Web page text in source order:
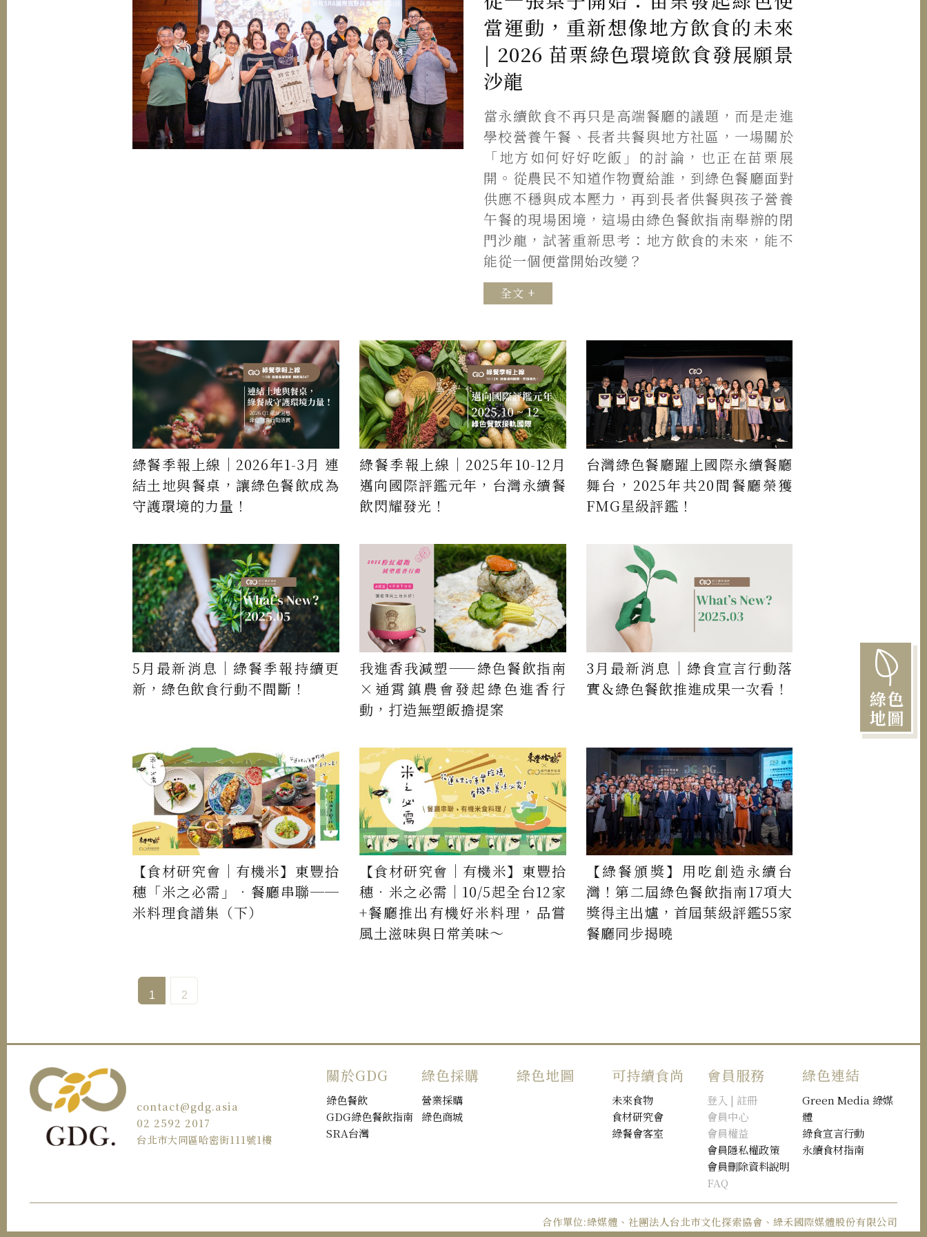
綠色
地圖
當運動，重新想像地方飲食的未來
| 2026 苗栗綠色環境飲食發展願景
沙龍
當永續飲食不再只是高端餐廳的議題，而是走進
學校營養午餐、長者共餐與地方社區，一場關於
「地方如何好好吃飯」的討論，也正在苗栗展
開。從農民不知道作物賣給誰，到綠色餐廳面對
供應不穩與成本壓力，再到長者供餐與孩子營養
午餐的現場困境，這場由綠色餐飲指南舉辦的閉
門沙龍，試著重新思考：地方飲食的未來，能不
能從一個便當開始改變？
全文 +
綠餐季報上線｜2026年1-3月 連
結土地與餐桌，讓綠色餐飲成為
守護環境的力量！
綠餐季報上線｜2025年10-12月
邁向國際評鑑元年，台灣永續餐
飲閃耀發光！
台灣綠色餐廳躍上國際永續餐廳
舞台，2025年共20間餐廳榮獲
FMG星級評鑑！
5月最新消息｜綠餐季報持續更
新，綠色飲食行動不間斷！
我進香我減塑——綠色餐飲指南
×通霄鎮農會發起綠色進香行
動，打造無塑飯擔提案
3月最新消息｜綠食宣言行動落
實＆綠色餐飲推進成果一次看！
【食材研究會│有機米】東豐拾
穗「米之必需」．餐廳串聯──
米料理食譜集（下）
【食材研究會｜有機米】東豐拾
穗．米之必需│10/5起全台12家
+餐廳推出有機好米料理，品嘗
風土滋味與日常美味～
【綠餐頒獎】用吃創造永續台
灣！第二屆綠色餐飲指南17項大
獎得主出爐，首屆葉級評鑑55家
餐廳同步揭曉
1 2
contact@gdg.asia
02 2592 2017
台北市大同區哈密街111號1樓
關於GDG
綠色餐飲
GDG綠色餐飲指南
SRA台灣
綠色採購
營業採購
綠色商城
綠色地圖 可持續食尚
未來食物
食材研究會
綠餐會客室
會員服務
登入 | 註冊
會員中心
會員權益
會員隱私權政策
會員刪除資料說明
FAQ
綠色連結
Green Media 綠媒
體
綠食宣言行動
永續食材指南
合作單位:綠媒體、社團法人台北市文化探索協會、綠禾國際媒體股份有限公司